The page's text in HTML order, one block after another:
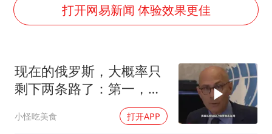
国乒男单横滨冠军赛全军覆没
日本试射“战斧”导弹，国防部回应
“今天得有40℃了吧 为啥还不预警”
打开网易新闻 体验效果更佳
现在的俄罗斯，大概率只
剩下两条路了：第一，把
吞进去的地盘全部吐出来
小怪吃美食 打开APP